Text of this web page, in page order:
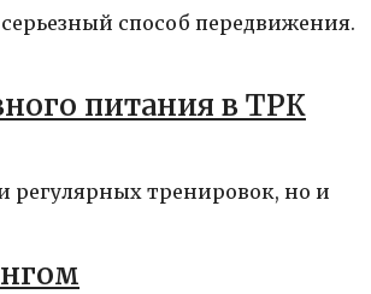
способ передвижения.
питания в ТРК
регулярных тренировок, но и